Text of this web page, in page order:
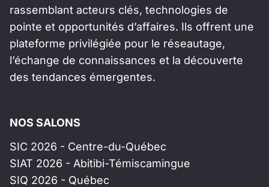
rassemblant acteurs clés, technologies de
pointe et opportunités d’affaires. Ils offrent une
plateforme privilégiée pour le réseautage,
l’échange de connaissances et la découverte
des tendances émergentes.
NOS SALONS
SIC 2026 - Centre-du-Québec
SIAT 2026 - Abitibi-Témiscamingue
SIQ 2026 - Québec